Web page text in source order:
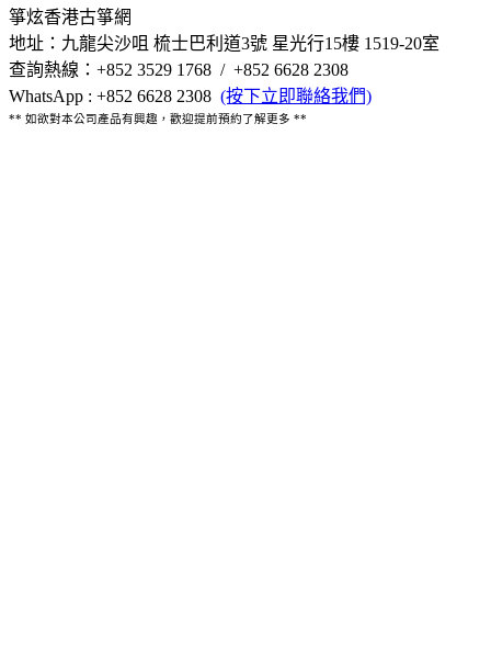
箏炫香港古箏網
地址：九龍尖沙咀 梳士巴利道3號 星光行15樓 1519-20室
查詢熱線：+852 3529 1768 / +852 6628 2308
WhatsApp : +852 6628 2308 (按下立即聯絡我們)
** 如欲對本公司產品有興趣，歡迎提前預約了解更多 **